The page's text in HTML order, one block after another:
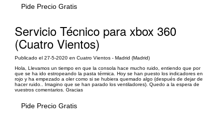
Pide Precio Gratis
Servicio Técnico para xbox 360
(Cuatro Vientos)
Publicado el 27-5-2020 en Cuatro Vientos - Madrid (Madrid)
Hola, Llevamos un tiempo en que la consola hace mucho ruido, entiendo que por
que se ha ido estropeando la pasta térmica. Hoy se han puesto los indicadores en
rojo y ha empezado a oler como si se hubiera quemado algo (después de dejar de
hacer ruido.. Imagino que se han parado los ventiladores). Quedo a la espera de
vuestros comentarios. Gracias
Pide Precio Gratis